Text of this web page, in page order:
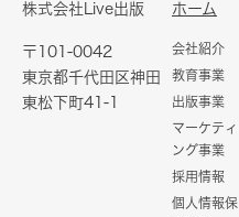
株式会社Live出版
〒101-0042
東京都千代田区神田
東松下町41-1
ホーム
会社紹介
教育事業
出版事業
マーケティ
ング事業
採用情報
個人情報保